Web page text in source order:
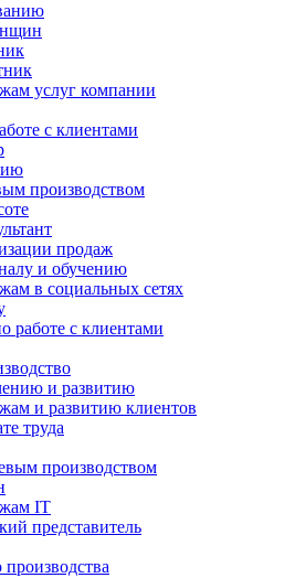
услуг компании
с клиентами
производством
продаж
и обучению
в социальных сетях
работе с клиентами
и развитию
и развитию клиентов
труда
производством
IT
представитель